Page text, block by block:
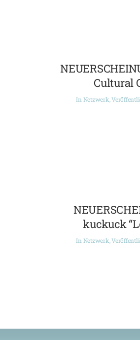
Cultural
In Netzwerk,
kuckuck
In Netzwerk,